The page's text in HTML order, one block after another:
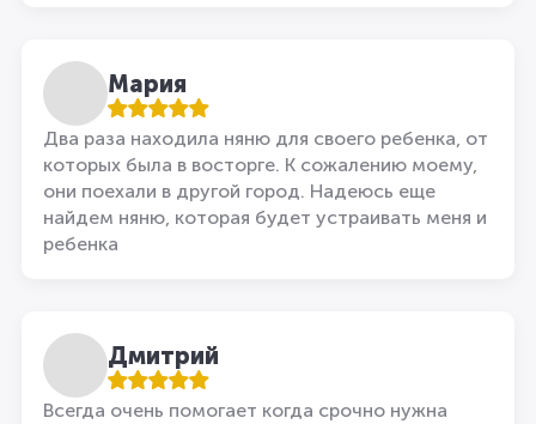
Мария
Два раза находила няню для своего ребенка, от
которых была в восторге. К сожалению моему,
они поехали в другой город. Надеюсь еще
найдем няню, которая будет устраивать меня и
ребенка
Дмитрий
Всегда очень помогает когда срочно нужна